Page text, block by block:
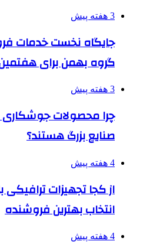
3 هفته پیش
جایگاه نخست خدمات
گروه بهمن برای
3 هفته پیش
صنایع بزرگ هستند؟
4 هفته پیش
از کجا تجهیزات ترافیکی
انتخاب بهترین فروشنده
4 هفته پیش